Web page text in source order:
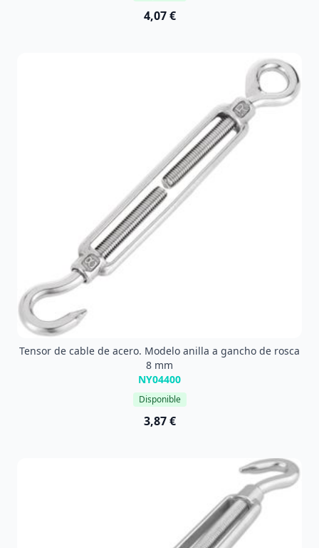
4,07 €
Tensor de cable de acero. Modelo anilla a gancho de rosca
8 mm
NY04400
Disponible
3,87 €